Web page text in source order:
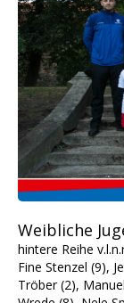
Weibliche
hintere Reihe
Fine Stenzel (9),
Tröber (2),